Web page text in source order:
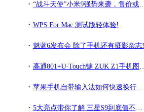
“战斗天使”小米9强势来袭，售价或超4000？!
WPS For Mac 测试版轻体验!
魅蓝6发布会 除了手机还有摄影杂志!
高通801+U-Touch键 ZUK Z1手机图赏!
苹果手机自带输入法如何快速换行？99%的人可能不知道!
5大亮点带你了解 三星S9到底值不值得买？!